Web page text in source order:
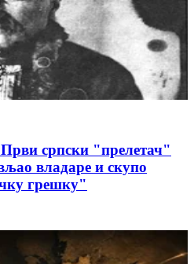
српски "прелетач"
владаре и скупо
грешку"